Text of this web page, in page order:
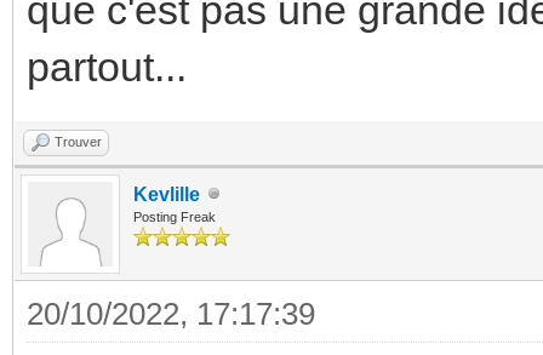
que c'est pas une grande
partout...
Trouver
Kevlille
Posting Freak
20/10/2022, 17:17:39